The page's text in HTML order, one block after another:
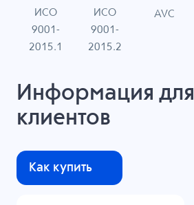
ИСО
9001-
2015.1
ИСО
9001-
2015.2
AVC
Информация для
клиентов
Как купить